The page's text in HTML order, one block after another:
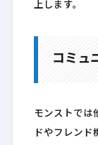
上します。
コミュ
モンストでは
ドやフレン